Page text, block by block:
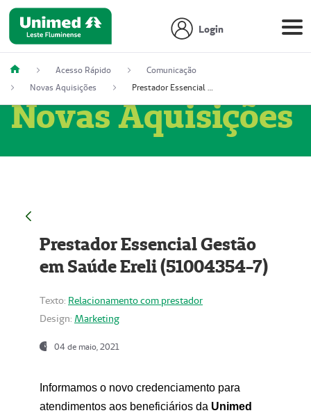
Login
Acesso Rápido
Comunicação
Novas Aquisições
Prestador Essencial Gestão em Saúde Ereli (51004354-7)
Novas Aquisições
Prestador Essencial Gestão
em Saúde Ereli (51004354-7)
Texto: Relacionamento com prestador
Design: Marketing
04 de maio, 2021
Informamos o novo credenciamento para
atendimentos aos beneficiários da Unimed